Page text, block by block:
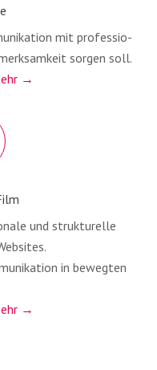
mit pro­fes­sio­
sor­gen soll.
→
und struk­tu­rel­le
in beweg­ten
→